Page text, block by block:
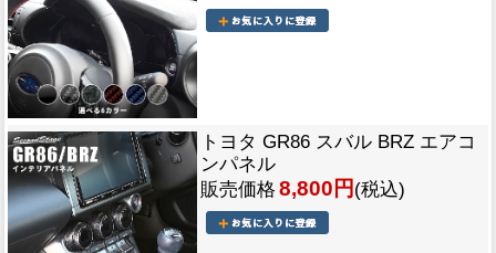
トヨタ GR86 スバル BRZ エアコ
ンパネル
販売価格 8,800円 (税込)